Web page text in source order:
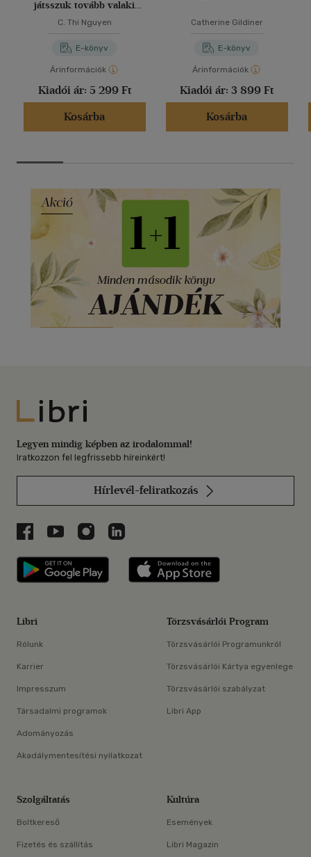
játsszuk tovább valaki
C. Thi Nguyen
E-könyv
Árinformációk
Kiadói ár: 5 299 Ft
Kosárba
Catherine Gildiner
E-könyv
Árinformációk
Kiadói ár: 3 899 Ft
Kosárba
Libri
Legyen mindig képben az irodalommal!
Iratkozzon fel legfrissebb híreinkért!
Hírlevél-feliratkozás
Libri a Facebookon
Libri a Youtube-on
Libri az Instagramon
Libri a LinkedInen
Libri applikáció Szerezd meg: Google
Libri
Rólunk
Karrier
Impresszum
Társadalmi programok
Adományozás
Akadálymentesítési nyilatkozat
Törzsvásárlói Program
Törzsvásárlói Programunkról
Törzsvásárlói Kártya egyenlege
Törzsvásárlói szabályzat
Libri App
Szolgáltatás
Boltkereső
Fizetés és szállítás
Kultúra
Események
Libri Magazin